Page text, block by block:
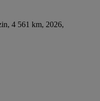
, 4 561 km, 2026,